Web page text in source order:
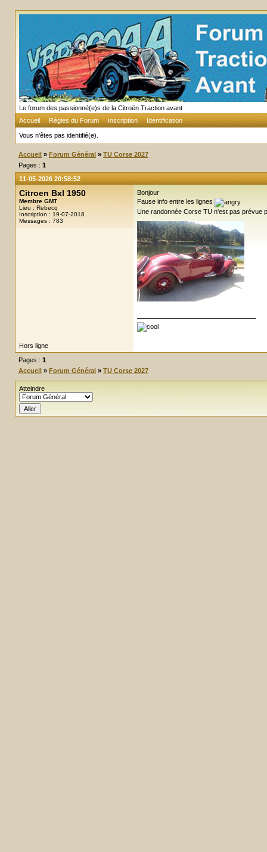
Le forum des passionné(e)s de la Citroën Traction avant
Accueil
Règles du Forum Inscription Identification
Vous n'êtes pas identifié(e).
Accueil » Forum Général » TU Corse 2027
Pages : 1
11-05-2026 20:58:52
Citroen Bxl 1950
Membre GMT
Lieu : Rebecq
Inscription : 19-07-2018
Messages : 783
Bonjour
Fause info entre les lignes
Une randonnée Corse TU n'est pas
Hors ligne
Pages : 1
Accueil » Forum Général » TU Corse 2027
Atteindre